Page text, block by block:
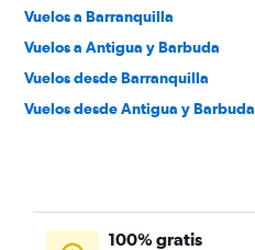
Vuelos a Barranquilla
Vuelos a Antigua y Barbuda
Vuelos desde Barranquilla
Vuelos desde Antigua y Barbuda
100% gratis